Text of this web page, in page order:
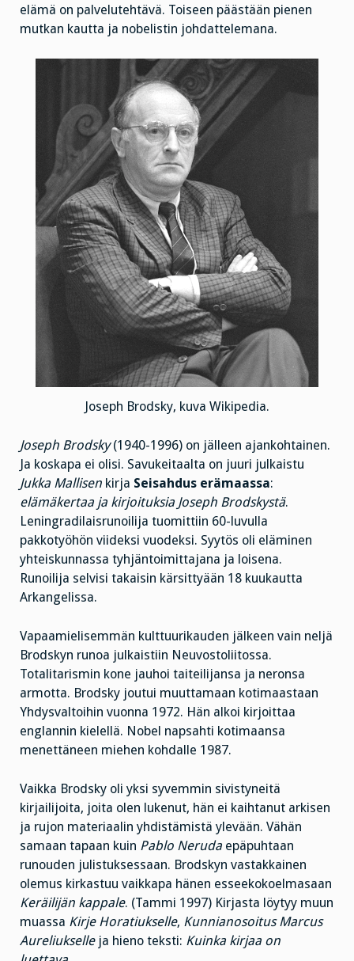
elämä on palvelutehtävä. Toiseen päästään pienen
mutkan kautta ja nobelistin johdattelemana.
Joseph Brodsky, kuva Wikipedia.
Joseph Brodsky(1940-1996) on jälleen ajankohtainen.
Ja koskapa ei olisi. Savukeitaalta on juuri julkaistu
Jukka Mallisen kirja Seisahdus erämaassa:
elämäkertaa ja kirjoituksia Joseph Brodskystä.
Leningradilaisrunoilija tuomittiin 60-luvulla
pakkotyöhön viideksi vuodeksi. Syytös oli eläminen
yhteiskunnassa tyhjäntoimittajana ja loisena.
Runoilija selvisi takaisin kärsittyään 18 kuukautta
Arkangelissa.
Vapaamielisemmän kulttuurikauden jälkeen vain neljä
Brodskyn runoa julkaistiin Neuvostoliitossa.
Totalitarismin kone jauhoi taiteilijansa ja neronsa
armotta. Brodsky joutui muuttamaan kotimaastaan
Yhdysvaltoihin vuonna 1972. Hän alkoi kirjoittaa
englannin kielellä. Nobel napsahti kotimaansa
menettäneen miehen kohdalle 1987.
Vaikka Brodsky oli yksi syvemmin sivistyneitä
kirjailijoita, joita olen lukenut, hän ei kaihtanut arkisen
ja rujon materiaalin yhdistämistä ylevään. Vähän
samaan tapaan kuin Pablo Neruda epäpuhtaan
runouden julistuksessaan. Brodskyn vastakkainen
olemus kirkastuu vaikkapa hänen esseekokoelmasaan
Keräilijän kappale. (Tammi 1997) Kirjasta löytyy muun
muassa Kirje Horatiukselle, Kunnianosoitus Marcus
Aureliukselleja hieno teksti: Kuinka kirjaa on